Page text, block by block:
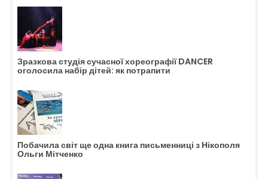
Зразкова студія сучасної хореографії DANCER
оголосила набір дітей: як потрапити
Побачила світ ще одна книга письменниці з Нікополя
Ольги Мітченко